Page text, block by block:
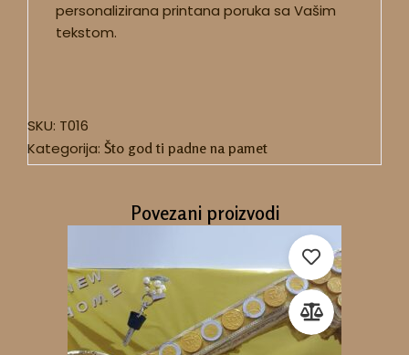
personalizirana printana poruka sa Vašim
tekstom.
SKU: T016
Kategorija: Što god ti padne na pamet
Povezani proizvodi